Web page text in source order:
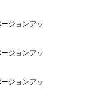
ジョンアッ
ジョンアッ
ジョンアッ